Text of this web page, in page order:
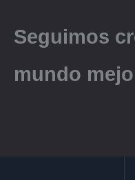
Seguimos
mundo